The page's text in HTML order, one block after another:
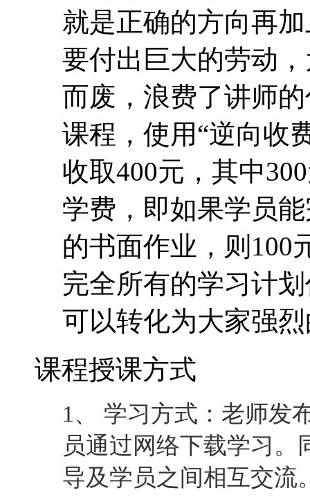
就是正确的方向再
要付出巨大的劳动
而废，浪费了讲师
课程，使用“逆向收
收取400元，其中
学费，即如果学员
的书面作业，则100
完全所有的学习计
可以转化为大家强
课程授课方式
1、 学习方式：老师发
员通过网络下载学习
导及学员之间相互交流